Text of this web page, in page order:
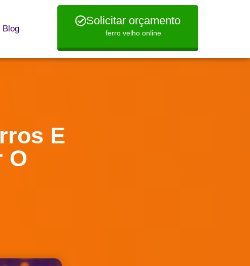
Blog
Solicitar orçamento
ferro velho online
E
O